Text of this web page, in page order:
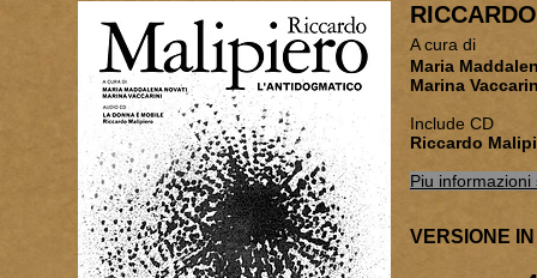
A cura di
Maria
Marina
Include CD
Riccardo
Piu informazioni
VERSIONE